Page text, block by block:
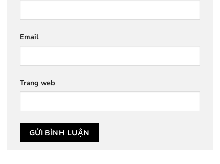
Email
Trang web